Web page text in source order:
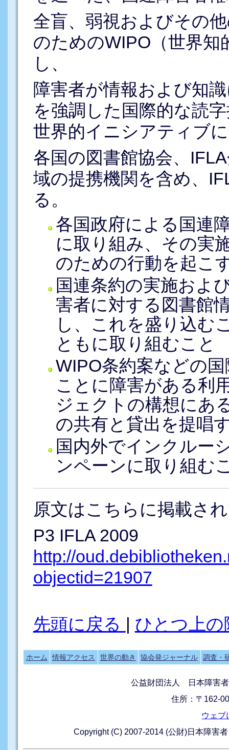
全盲、弱視およびその
のためのWIPO（世界知
し、
障害者が情報および知
を強調した国際的な読
世界的イニシアティブ
各国の図書館協会、
域の提携機関を含め、
る。
各国政府による国連
に取り組み、その実
のための行動を起こ
国連条約の実施およ
害者に対する図書館
し、これを盛り込む
ともに取り組むこと
WIPO条約案などの
ことに障害がある利
ジェクトの構想にあ
の共有と貸出を提唱
国内外でインクルー
ンペーンに取り組む
原文はこちらに掲載さ
P3 IFLA 2009
http://
objectid=21907
先頭に戻る | ひとつ上の
ホーム 情報アクセス 世界の動き 協会発ジャーナル 調査・
公益財団法人 日本障害
住所：〒162-
ウェブ
Copyright (C) 2007-2014 (公財)日本障害